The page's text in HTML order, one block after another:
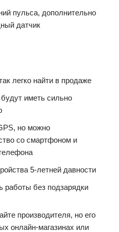
пульса, дополнительно
датчик
легко найти в продаже
иметь сильно
но можно
со смартфоном и
5-летней давности
работы без подзарядки
производителя, но его
онлайн-магазинах или